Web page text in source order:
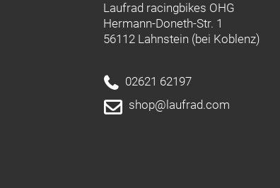
Laufrad racingbikes OHG
Hermann-Doneth-Str. 1
56112 Lahnstein (bei Koblenz)
02621 62197
shop@laufrad.com